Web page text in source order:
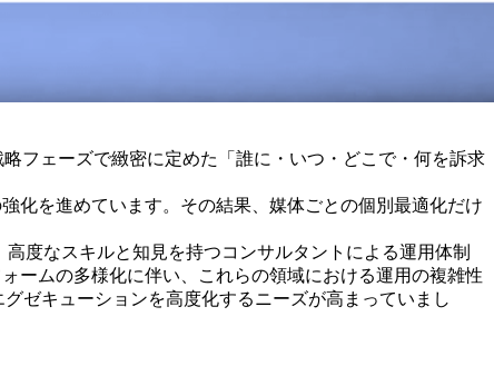
フェーズで緻密に定めた「誰に・いつ・どこで・何を訴求
化を進めています。その結果、媒体ごとの個別最適化だけ
度なスキルと知見を持つコンサルタントによる運用体制
ームの多様化に伴い、これらの領域における運用の複雑性
ゼキューションを高度化するニーズが高まっていまし